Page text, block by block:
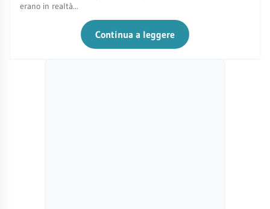
erano in realtà...
Continua a leggere